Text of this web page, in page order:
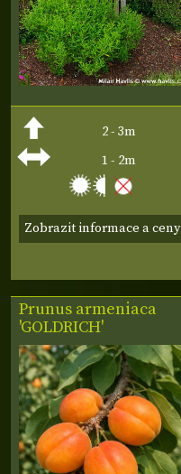
2 - 3m
1 - 2m
Zobrazit informace a ceny
Prunus armeniaca
'GOLDRICH'